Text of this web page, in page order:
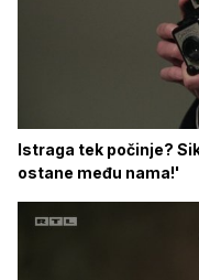
Istraga tek počinje?
ostane među nama!'